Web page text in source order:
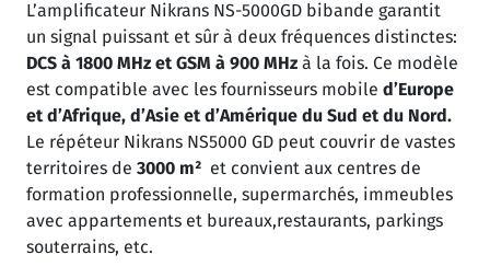
L’amplificateur Nikrans NS-5000GD bibande garantit
un signal puissant et sûr à deux fréquences distinctes:
DCS à 1800 MHz et GSM à 900 MHz à la fois. Ce modèle
est compatible avec les fournisseurs mobile d’Europe
et d’Afrique, d’Asie et d’Amérique du Sud et du Nord.
Le répéteur Nikrans NS5000 GD peut couvrir de vastes
territoires de 3000 m² et convient aux centres de
formation professionnelle, supermarchés, immeubles
avec appartements et bureaux,restaurants, parkings
souterrains, etc.